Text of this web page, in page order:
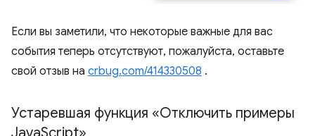
Если вы заметили, что некоторые важные для вас
события теперь отсутствуют, пожалуйста, оставьте
свой отзыв на crbug.com/414330508 .
Устаревшая функция «Отключить примеры